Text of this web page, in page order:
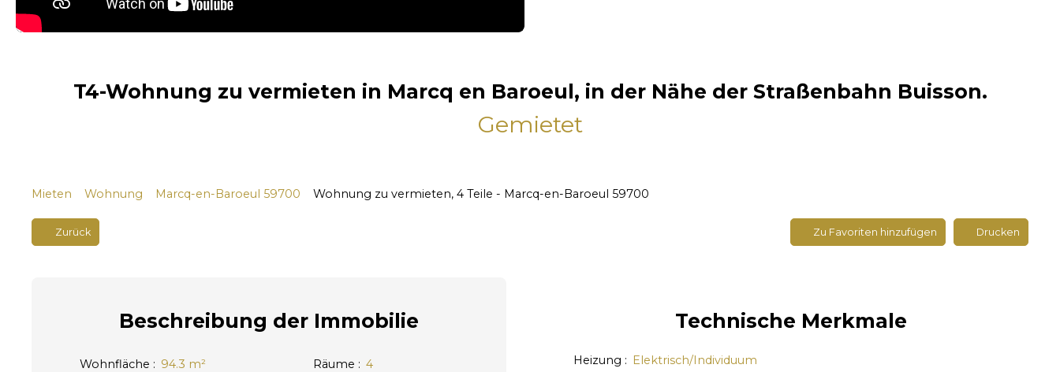
T4-Wohnung zu vermieten in Marcq en Baroeul, in der Nähe der Straßenbahn Buisson.
Gemietet
Mieten Wohnung Marcq-en-Baroeul 59700 Wohnung zu vermieten, 4 Teile - Marcq-en-Baroeul 59700
Zurück Zu Favoriten hinzufügen Drucken
Beschreibung der Immobilie
Wohnfläche : 94.3 m² Räume : 4
Technische Merkmale
Heizung : Elektrisch/Individuum